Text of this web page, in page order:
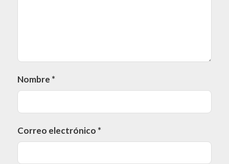
Nombre *
Correo electrónico *